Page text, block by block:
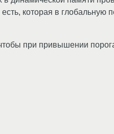
которая в глобальную
при привышении